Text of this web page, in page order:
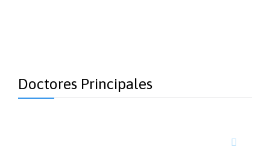
Doctores Principales